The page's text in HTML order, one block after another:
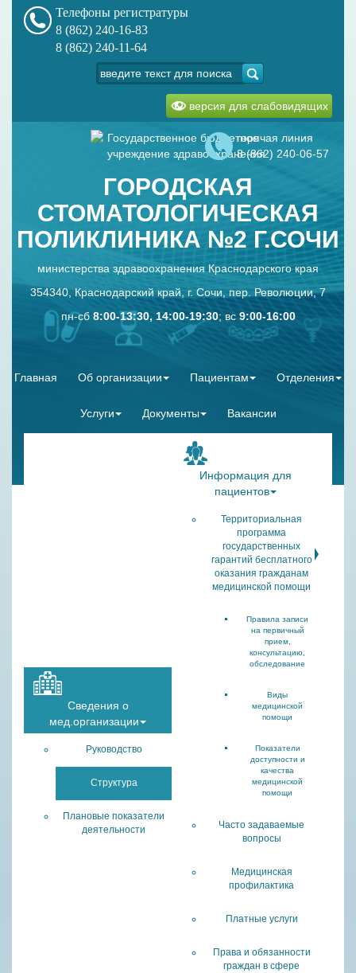
Телефоны регистратуры
8 (862) 240-16-83
8 (862) 240-11-64
версия для слабовидящих
Государственное бюджетное
учреждение здравоохранения
горячая линия
8 (862) 240-06-57
ГОРОДСКАЯ
СТОМАТОЛОГИЧЕСКАЯ
ПОЛИКЛИНИКА №2 Г.СОЧИ
министерства здравоохранения Краснодарского края
354340, Краснодарский край, г. Сочи, пер. Революции, 7
пн-сб 8:00-13:30, 14:00-19:30; вс 9:00-16:00
Главная Об организации Пациентам Отделения
Услуги Документы Вакансии
Сведения о
мед.организации
Руководство
Структура
Плановые показатели
деятельности
Информация для
пациентов
Территориальная
программа
государственных
гарантий бесплатного
оказания гражданам
медицинской помощи
Правила записи
на первичный
прием,
консультацию,
обследование
Виды
медицинской
помощи
Показатели
доступности и
качества
медицинской
помощи
Часто задаваемые
вопросы
Медицинская
профилактика
Платные услуги
Права и обязанности
граждан в сфере